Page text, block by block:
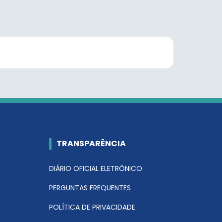
TRANSPARÊNCIA
DIÁRIO OFICIAL ELETRÔNICO
PERGUNTAS FREQUENTES
POLÍTICA DE PRIVACIDADE